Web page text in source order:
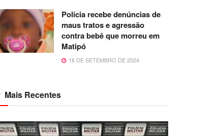
Polícia recebe denúncias de
maus tratos e agressão
contra bebê que morreu em
Matipó
16 DE SETEMBRO DE 2024
Mais Recentes